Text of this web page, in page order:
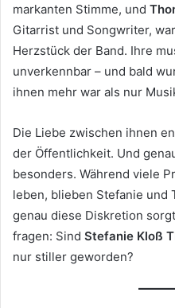
markanten Stimme, und
Gitarrist und Songwriter,
Herzstück der Band. Ihre
unverkennbar – und bald
ihnen mehr war als nur
Die Liebe zwischen ihnen
der Öffentlichkeit. Und
besonders. Während viele
leben, blieben Stefanie und
genau diese Diskretion
fragen: Sind Stefanie Kloß
nur stiller geworden?